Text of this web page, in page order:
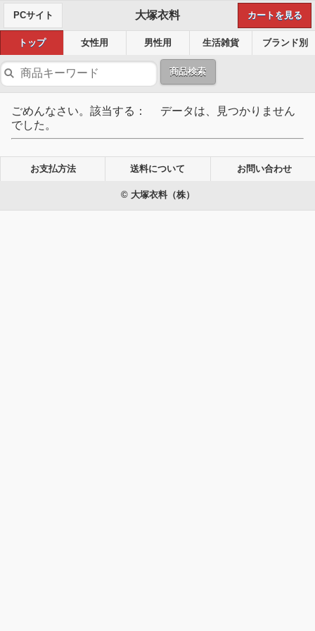
PCサイト 大塚衣料 カートを見る
トップ 女性用 男性用 生活雑貨 ブランド別
商品検索
ごめんなさい。該当する： データは、見つかりません
でした。
お支払方法 送料について お問い合わせ
© 大塚衣料（株）